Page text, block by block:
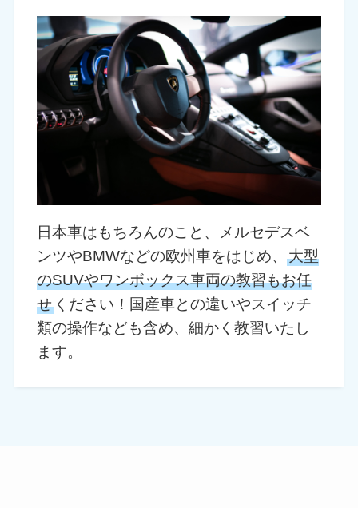
日本車はもちろんのこと、メルセデスベ
ンツやBMWなどの欧州車をはじめ、大型
のSUVやワンボックス車両の教習もお任
せ ください！国産車との違いやスイッチ
類の操作なども含め、細かく教習いたし
ます。